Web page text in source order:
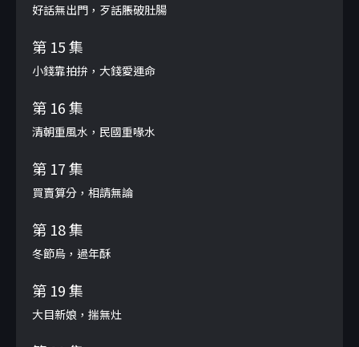
好話無出門，歹話脹破肚腸
第 15 集
小錢靠拍拚，大錢愛運命
第 16 集
清朝重風水，民國重喙水
第 17 集
買賣算分，相請無論
第 18 集
冬節烏，過年酥
第 19 集
大目新娘，揣無灶